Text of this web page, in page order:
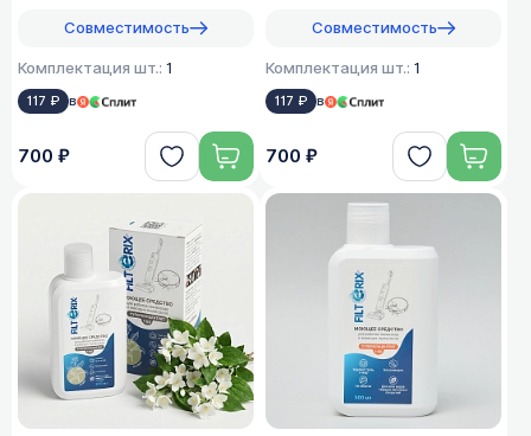
Совместимость
Комплектация шт.: 1
117 ₽ в
700 ₽
Совместимость
Комплектация шт.: 1
117 ₽ в
700 ₽